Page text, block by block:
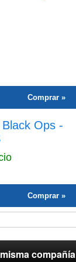
Comprar
Ops -
Comprar
compañía